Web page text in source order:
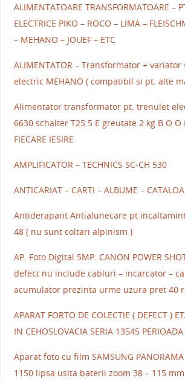
ALIMENTATOARE TRANSFORMATOARE –
ELECTRICE PIKO – ROCO – LIMA –
– MEHANO – JOUEF – ETC
ALIMENTATOR – Transformator +
electric MEHANO ( compatibil si pt. alte
Alimentator transformator pt. trenulet
6630 schalter T25 5 E greutate 2 kg B O O L
FIECARE IESIRE
AMPLIFICATOR – TECHNICS SC-CH 530
ANTICARIAT – CARTI – ALBUME –
Antiderapant Antialunecare pt
48 ( nu sunt coltari alpinism )
AP. Foto Digital 5MP. CANON POWER
defect nu include cabluri – incarcator –
acumulator prezinta urme uzura pret 40
APARAT FORTO DE COLECTIE ( DEFECT )
IN CEHOSLOVACIA SERIA 13545
Aparat foto cu film SAMSUNG PANORAMA
1150 lipsa usita baterii zoom 38 – 115